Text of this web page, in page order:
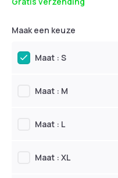
Maak een keuze
Maat : S
Maat : M
Maat : L
Maat : XL